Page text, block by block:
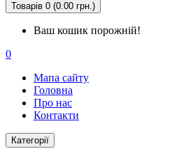
Товарів 0 (0.00 грн.)
Ваш кошик порожній!
0
Мапа сайту
Головна
Про нас
Контакти
Категорії